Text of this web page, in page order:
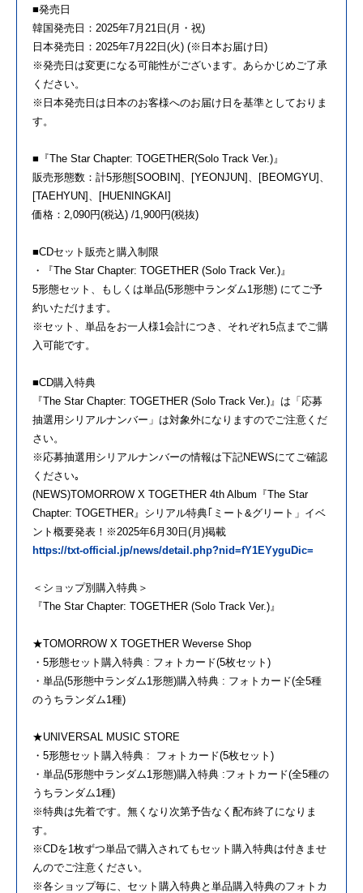
■発売日
韓国発売日：2025年7月21日(月・祝)
日本発売日：2025年7月22日(火) (※日本お届け日)
※発売日は変更になる可能性がございます。あらかじめご了承
ください。
※日本発売日は日本のお客様へのお届け日を基準としておりま
す。
■『The Star Chapter: TOGETHER(Solo Track Ver.)』
販売形態数：計5形態[SOOBIN]、[YEONJUN]、[BEOMGYU]、
[TAEHYUN]、[HUENINGKAI]
価格：2,090円(税込) /1,900円(税抜)
■CDセット販売と購入制限
・『The Star Chapter: TOGETHER (Solo Track Ver.)』
5形態セット、もしくは単品(5形態中ランダム1形態) にてご予
約いただけます。
※セット、単品をお一人様1会計につき、それぞれ5点までご購
入可能です。
■CD購入特典
『The Star Chapter: TOGETHER (Solo Track Ver.)』は「応募
抽選用シリアルナンバー」は対象外になりますのでご注意くだ
さい。
※応募抽選用シリアルナンバーの情報は下記NEWSにてご確認
ください｡
(NEWS)TOMORROW X TOGETHER 4th Album『The Star
Chapter: TOGETHER』シリアル特典｢ミート&グリート」イベ
ント概要発表！※2025年6月30日(月)掲載
https://txt-official.jp/news/detail.php?nid=fY1EYyguDic=
＜ショップ別購入特典＞
『The Star Chapter: TOGETHER (Solo Track Ver.)』
★TOMORROW X TOGETHER Weverse Shop
・5形態セット購入特典 : フォトカード(5枚セット)
・単品(5形態中ランダム1形態)購入特典 : フォトカード(全5種
のうちランダム1種)
★UNIVERSAL MUSIC STORE
・5形態セット購入特典 : フォトカード(5枚セット)
・単品(5形態中ランダム1形態)購入特典 :フォトカード(全5種の
うちランダム1種)
※特典は先着です。無くなり次第予告なく配布終了になりま
す。
※CDを1枚ずつ単品で購入されてもセット購入特典は付きませ
んのでご注意ください。
※各ショップ毎に、セット購入特典と単品購入特典のフォトカ